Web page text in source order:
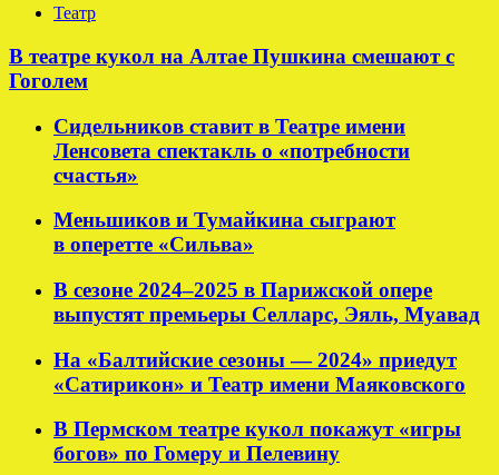
Театр
В театре кукол на Алтае Пушкина смешают с
Гоголем
Сидельников ставит в Театре имени
Ленсовета спектакль о «потребности
счастья»
Меньшиков и Тумайкина сыграют
в оперетте «Сильва»
В сезоне 2024–2025 в Парижской опере
выпустят премьеры Селларс, Эяль, Муавад
На «Балтийские сезоны — 2024» приедут
«Сатирикон» и Театр имени Маяковского
В Пермском театре кукол покажут «игры
богов» по Гомеру и Пелевину